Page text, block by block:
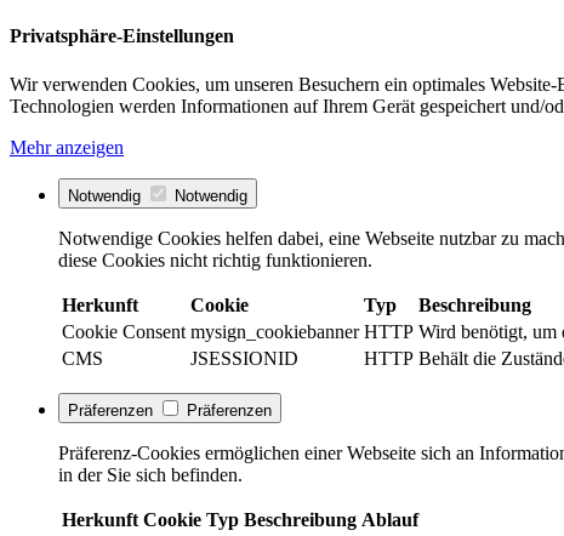
Privatsphäre-Einstellungen
Wir verwenden Cookies, um unseren Besuchern ein optimales
Technologien werden Informationen auf Ihrem Gerät gespeichert und/
Mehr anzeigen
Notwendig Notwendig
Notwendige Cookies helfen dabei, eine Webseite nutzbar zu
diese Cookies nicht richtig funktionieren.
Herkunft Cookie Typ Beschreibung
Cookie Consent mysign_cookiebanner HTTP Wird benötigt, um
CMS
JSESSIONID HTTP Behält die
Präferenzen Präferenzen
Präferenz-Cookies ermöglichen einer Webseite sich an
in der Sie sich befinden.
Herkunft Cookie Typ Beschreibung Ablauf